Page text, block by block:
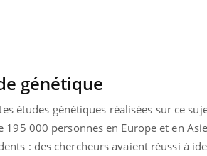
génétique
études génétiques réalisées sur ce
195 000 personnes en Europe et en
: des chercheurs avaient réussi à